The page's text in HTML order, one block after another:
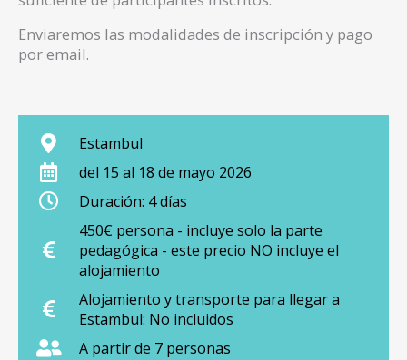
Enviaremos las modalidades de inscripción y pago
por email.
Estambul
del 15 al 18 de mayo 2026
Duración: 4 días
450€ persona - incluye solo la parte
pedagógica - este precio NO incluye el
alojamiento
Alojamiento y transporte para llegar a
Estambul: No incluidos
A partir de 7 personas